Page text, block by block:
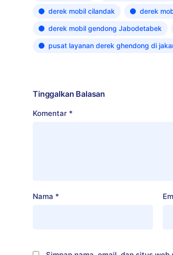
derek mobil cilandak derek
derek mobil gendong Jabodetabek
pusat layanan derek ghendong di
Tinggalkan Balasan
Komentar *
Nama *